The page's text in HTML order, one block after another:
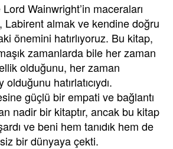
Wainwright’in maceraları
Labirent almak ve kendine doğru
önemini hatırlıyoruz. Bu kitap,
zamanlarda bile her zaman
olduğunu, her zaman
hatırlatıcıydı.
güçlü bir empati ve bağlantı
nadir bir kitaptır, ancak bu kitap
ve beni hem tanıdık hem de
bir dünyaya çekti.